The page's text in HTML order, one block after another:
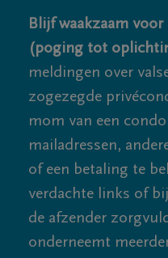
Blijf waakzaam
(poging tot
meldingen over
zogezegde
mom van een
mailadressen,
of een betaling te
verdachte links of
de afzender
onderneemt